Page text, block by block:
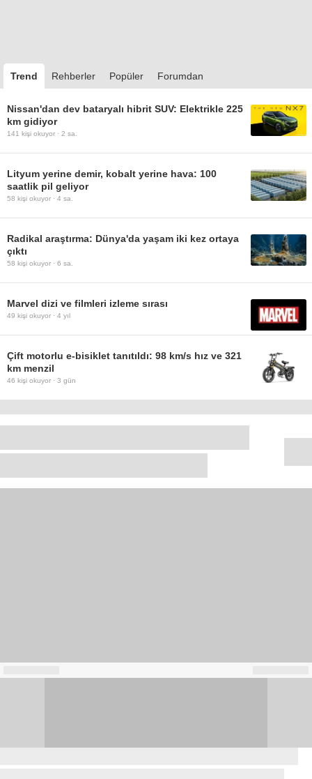
Trend Rehberler Popüler Forumdan
Nissan'dan dev bataryalı hibrit SUV: Elektrikle 225
km gidiyor
141 kişi okuyor · 2 sa.
Lityum yerine demir, kobalt yerine hava: 100
saatlik pil geliyor
58 kişi okuyor · 4 sa.
Radikal araştırma: Dünya'da yaşam iki kez ortaya
çıktı
58 kişi okuyor · 6 sa.
Marvel dizi ve filmleri izleme sırası
49 kişi okuyor · 4 yıl
Çift motorlu e-bisiklet tanıtıldı: 98 km/s hız ve 321
km menzil
46 kişi okuyor · 3 gün